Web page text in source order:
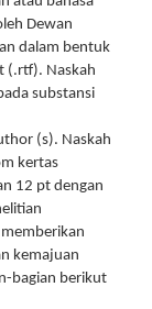
Dewan
dalam bentuk
(.rtf). Naskah
substansi
(s). Naskah
kertas
12 pt dengan
kemajuan
bagian berikut